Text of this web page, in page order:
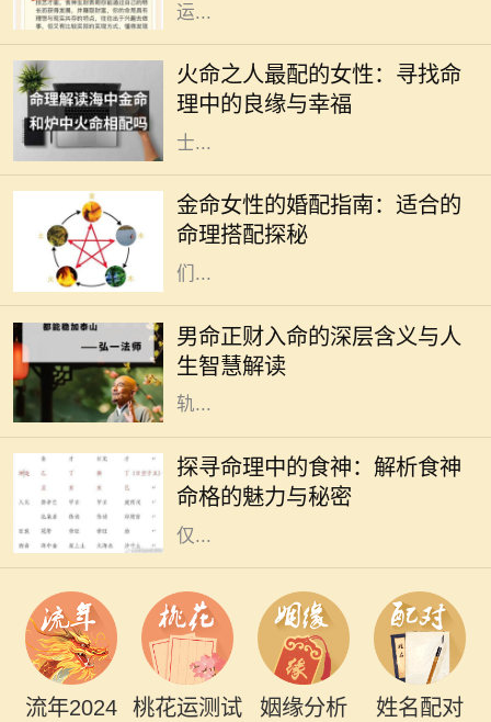
运...
火命之人最配的女性：寻找命
理中的良缘与幸福
在中国的传统命理学中，火命代表着
热情、活力与激情。火命之人，通常
生性乐观，充满创造力和积极向上的
力量。然而，合适的伴侣对于火命人
士...
金命女性的婚配指南：适合的
命理搭配探秘
在中国传统命理学中，八字命理被广
泛用于分析一个人的命运。在这些命
理中，五行是极其重要的概念。金命
女性，象征着坚韧、果敢与智慧，她
们...
男命正财入命的深层含义与人
生智慧解读
在中国传统命理学中，命理的组合和
分析无不与八字密切相关。对于男命
而言，正财的入命，不仅是财富的象
征，更深层次上反映了一个人的人生
轨...
探寻命理中的食神：解析食神
命格的魅力与秘密
在中国传统命理学中，八字命格被认
为是了解一个人命运的绝佳工具。其
中，"食神"作为十神之一，代表了个
人的智慧、创意与生活享受。食神不
仅...
流年2024 桃花运测试 姻缘分析 姓名配对